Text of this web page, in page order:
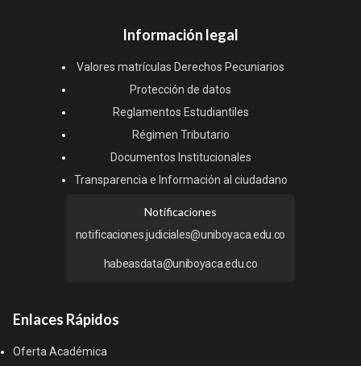
Información legal
Valores matrículas Derechos Pecuniarios
Protección de datos
Reglamentos Estudiantiles
Régimen Tributario
Documentos Institucionales
Transparencia e Información al ciudadano
Notificaciones
notificaciones.judiciales@uniboyaca.edu.co
habeasdata@uniboyaca.edu.co
Enlaces Rápidos
Oferta Académica